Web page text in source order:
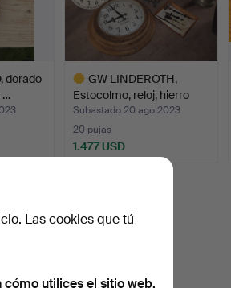
dorado
…
GW LINDEROTH,
Estocolmo, reloj, hierro
fun…
Subastado 20 ago 2023
20 pujas
1.477 USD
Las cookies que tú
cómo utilices el sitio web.